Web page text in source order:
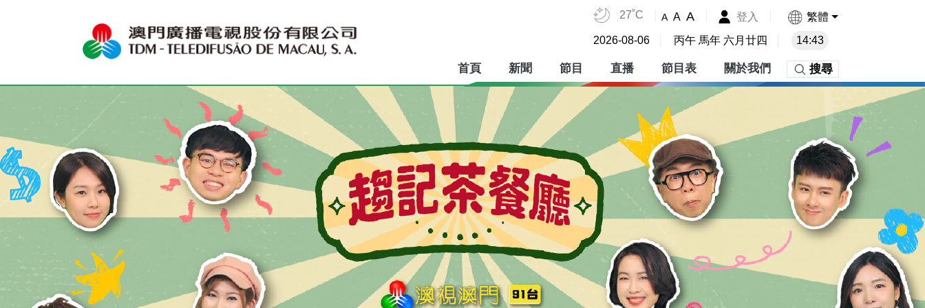
27˚C A A A 登入 繁體
2026-08-06 丙午 馬年 六月廿四 14:43
首頁 新聞 節目 直播 節目表 關於我們 搜尋
澳門廣播電視股份有限公司 - 首頁
趨記茶餐廳